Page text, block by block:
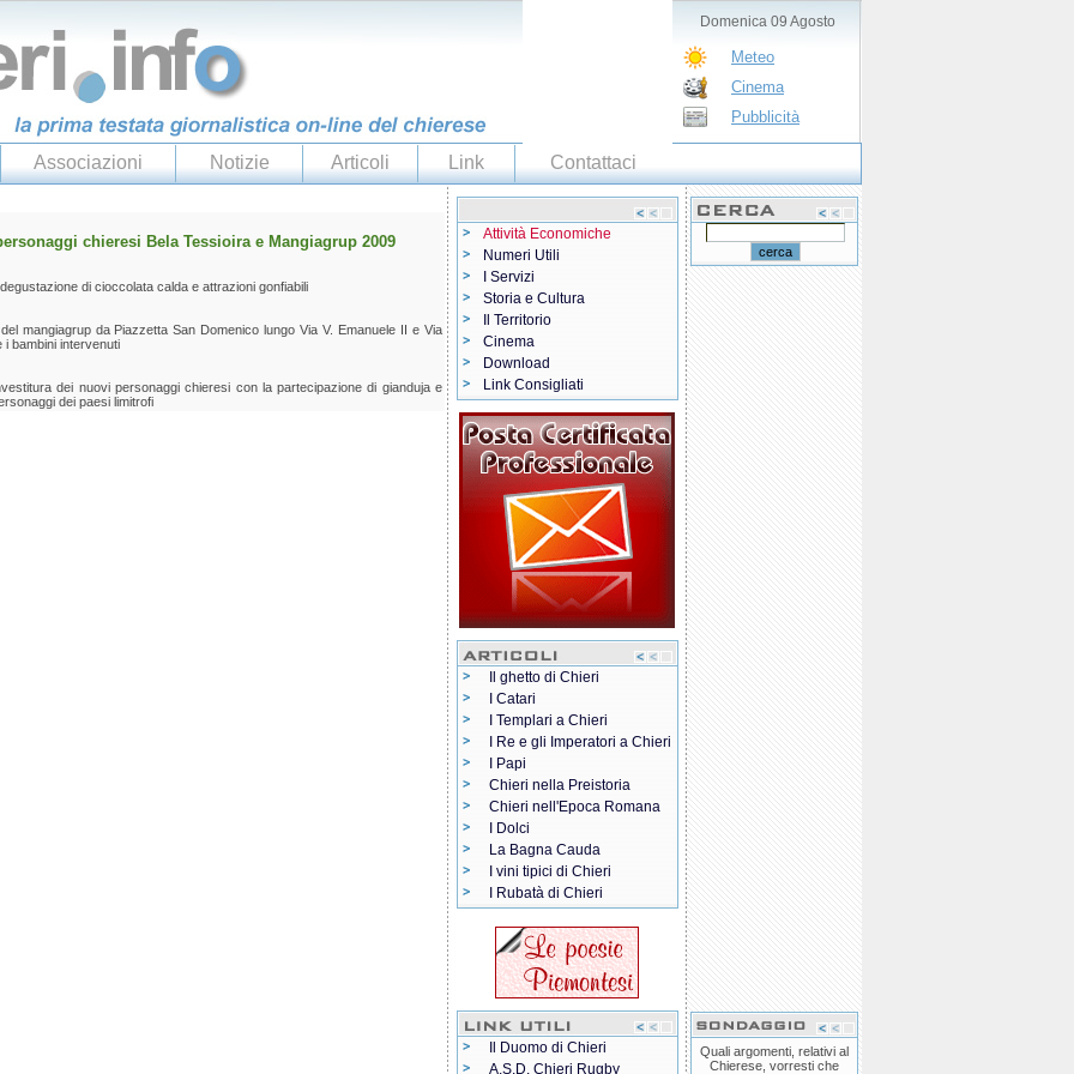
Domenica 09 Agosto
Meteo
Cinema
Pubblicità
Associazioni Notizie Articoli Link Contattaci
chieresi Bela Tessioira e Mangiagrup 2009
di cioccolata calda e attrazioni gonfiabili
mangiagrup da Piazzetta San Domenico lungo Via V. Emanuele II e Via
bambini intervenuti
dei nuovi personaggi chieresi con la partecipazione di gianduja e
dei paesi limitrofi
Attività Economiche
Numeri Utili
I Servizi
Storia e Cultura
Il Territorio
Cinema
Download
Link Consigliati
Il ghetto di Chieri
I Catari
I Templari a Chieri
I Re e gli Imperatori a Chieri
I Papi
Chieri nella Preistoria
Chieri nell'Epoca Romana
I Dolci
La Bagna Cauda
I vini tipici di Chieri
I Rubatà di Chieri
Il Duomo di Chieri
A.S.D. Chieri Rugby
Quali argomenti, relativi al
Chierese, vorresti che